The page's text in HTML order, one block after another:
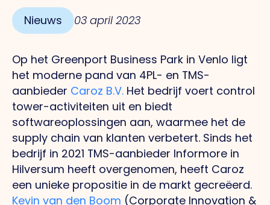
Nieuws 03 april 2023
Op het Greenport Business Park in Venlo ligt
het moderne pand van 4PL- en TMS-
aanbieder Caroz B.V. Het bedrijf voert control
tower-activiteiten uit en biedt
softwareoplossingen aan, waarmee het de
supply chain van klanten verbetert. Sinds het
bedrijf in 2021 TMS-aanbieder Informore in
Hilversum heeft overgenomen, heeft Caroz
een unieke propositie in de markt gecreëerd.
Kevin van den Boom (Corporate Innovation &